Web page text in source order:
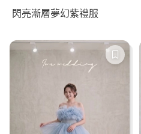
閃亮漸層夢幻紫禮服